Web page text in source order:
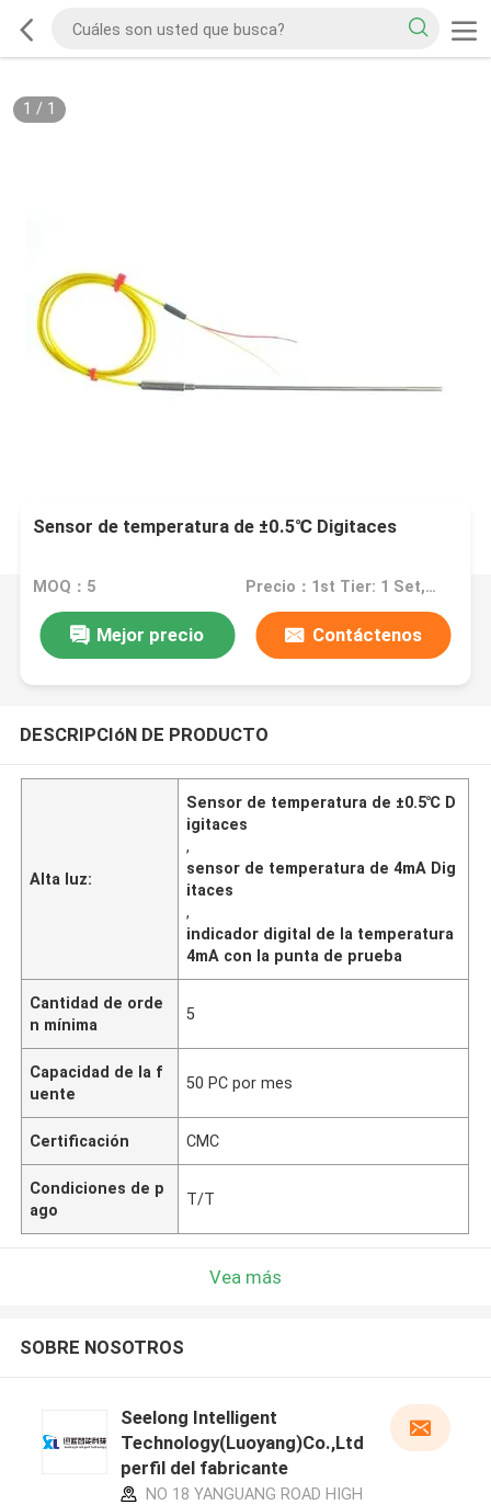
1 / 1
Sensor de temperatura de ±0.5℃ Digitaces
MOQ：5 Precio：1st Tier: 1 Set, Unit Price USD 3.00 2nd Tier: 2-5 Sets, Unit Price USD 2.00 3rd Tier: Over 5 Sets, Unit Price USD 1.00
Mejor precio Contáctenos
DESCRIPCIóN DE PRODUCTO
Alta luz:
Sensor de temperatura de ±0.5℃ D
igitaces
,
sensor de temperatura de 4mA Dig
itaces
,
indicador digital de la temperatura
4mA con la punta de prueba
Cantidad de orde
n mínima
5
Capacidad de la f
uente
50 PC por mes
Certificación CMC
Condiciones de p
ago
T/T
Vea más
SOBRE NOSOTROS
Seelong Intelligent
Technology(Luoyang)Co.,Ltd
perfil del fabricante
NO 18 YANGUANG ROAD HIGH